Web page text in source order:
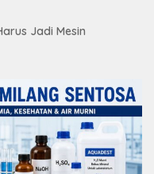
Jadi Mesin